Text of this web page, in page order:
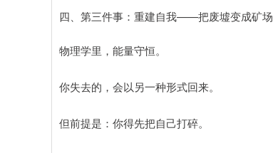
四、第三件事：重建自我——把废墟变成矿场
物理学里，能量守恒。
你失去的，会以另一种形式回来。
但前提是：你得先把自己打碎。